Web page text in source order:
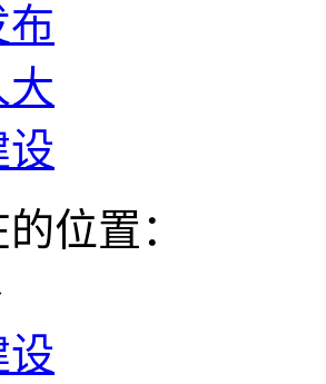
布
大
设
位置：
设